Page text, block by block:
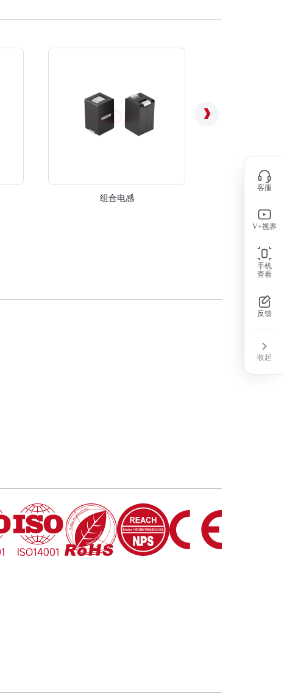
组合电感
功率线用共模
客服
V+视界
手机
查看
反馈
收起